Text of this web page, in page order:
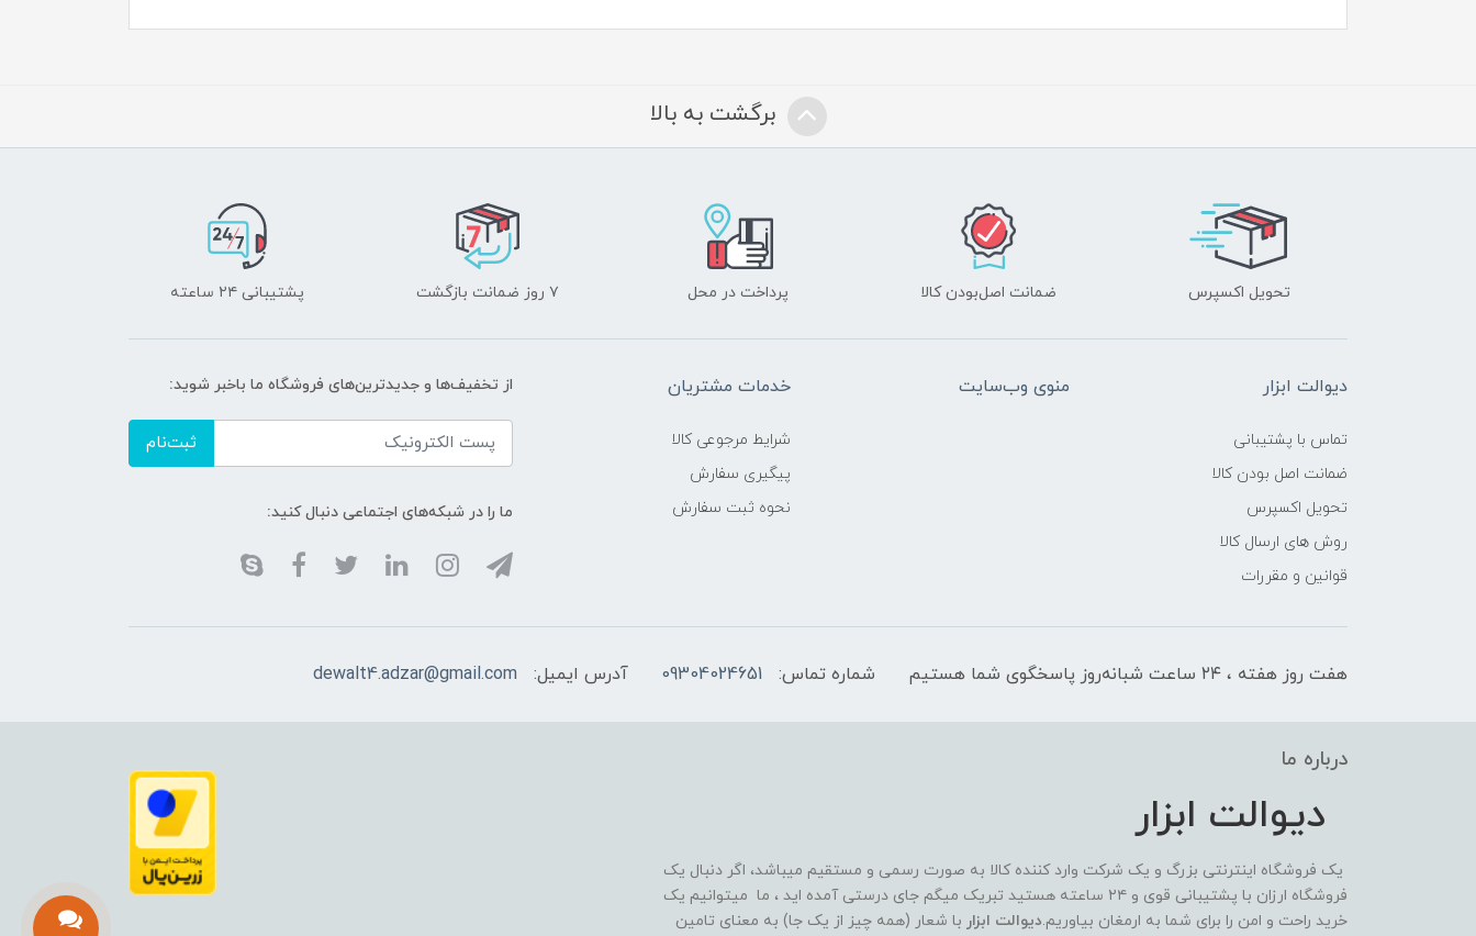
برگشت به بالا
تحویل اکسپرس ضمانت اصل‌بودن کالا پرداخت در محل ۷ روز ضمانت بازگشت پشتیبانی ۲۴ ساعته
دیوالت ابزار
تماس با پشتیبانی
ضمانت اصل بودن کالا
تحویل اکسپرس
روش های ارسال کالا
قوانین و مقررات
منوی وب‌سایت خدمات مشتریان
شرایط مرجوعی کالا
پیگیری سفارش
نحوه ثبت سفارش
از تخفیف‌ها و جدیدترین‌های فروشگاه ما باخبر شوید:
ثبت‌نام
ما را در شبکه‌های اجتماعی دنبال کنید:
هفت روز هفته ، ۲۴ ساعت شبانه‌روز پاسخگوی شما هستیم شماره تماس: 09304024651 آدرس ایمیل: dewalt4.adzar@gmail.com
درباره ما
دیوالت ابزار
یک فروشگاه اینترنتی بزرگ و یک شرکت وارد کننده کالا به صورت رسمی و مستقیم میباشد، اگر دنبال یک
فروشگاه ارزان با پشتیبانی قوی و ۲۴ ساعته هستید تبریک میگم جای درستی آمده اید ، ما میتوانیم یک
خرید راحت و امن را برای شما به ارمغان بیاوریم.دیوالت ابزار با شعار (همه چیز از یک جا) به معنای تامین